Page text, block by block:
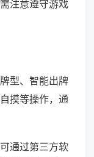
注意遵守游戏
型、智能出牌
摸等操作，通
通过第三方软